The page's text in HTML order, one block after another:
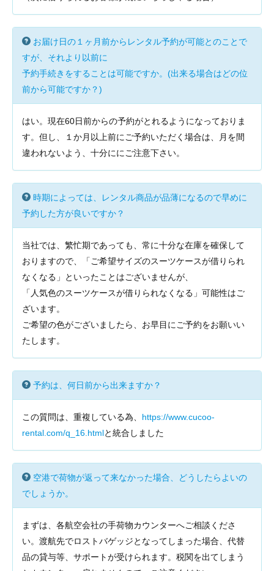
お届け日の１ヶ月前からレンタル予約が可能とのことで
すが、それより以前に
予約手続きをすることは可能ですか。(出来る場合はどの位
前から可能ですか？)
はい。現在60日前からの予約がとれるようになっておりま
す。但し、１か月以上前にご予約いただく場合は、月を間
違われないよう、十分ににご注意下さい。
時期によっては、レンタル商品が品薄になるので早めに
予約した方が良いですか？
当社では、繁忙期であっても、常に十分な在庫を確保して
おりますので、「ご希望サイズのスーツケースが借りられ
なくなる」といったことはございませんが、
「人気色のスーツケースが借りられなくなる」可能性はご
ざいます。
ご希望の色がございましたら、お早目にご予約をお願いい
たします。
予約は、何日前から出来ますか？
この質問は、重複している為、 https://www.cucoo-
rental.com/q_16.htmlと統合しました
空港で荷物が返って来なかった場合、どうしたらよいの
でしょうか。
まずは、各航空会社の手荷物カウンターへご相談くださ
い。渡航先でロストバゲッジとなってしまった場合、代替
品の貸与等、サポートが受けられます。税関を出てしまう